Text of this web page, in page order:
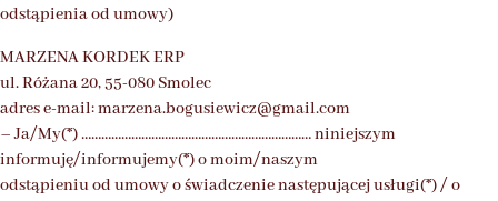
odstąpienia od umowy)
MARZENA KORDEK ERP
ul. Różana 20, 55-080 Smolec
adres e-mail: marzena.bogusiewicz@gmail.com
– Ja/My(*) …………………………………………………………… niniejszym
informuję/informujemy(*) o moim/naszym
odstąpieniu od umowy o świadczenie następującej usługi(*) / o